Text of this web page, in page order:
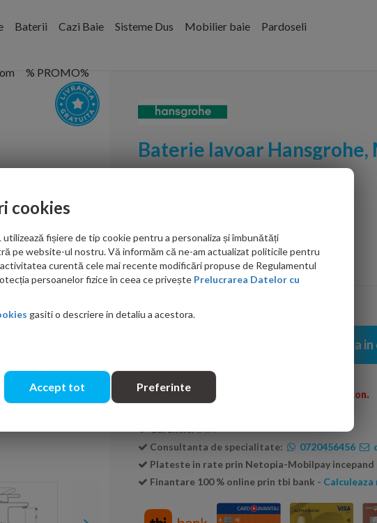
Baterii Cazi Baie Sisteme Dus Mobilier baie Pardoseli
% PROMO%
Baterie lavoar Hansgrohe,
1,544.00 RON
Ati gasit in alta parte mai ieftin?
Adauga
Transport GRATUIT la comenzi peste 600 Ron.
Garantie:2 ani
Consultanta de specialitate:
0720456456
Plateste in rate prin Netopia-Mobilpay incepand
Finantare 100 % online prin tbi bank - Calculeaza
cookies
utilizează fișiere de tip cookie pentru a personaliza și îmbunătăți
pe website-ul nostru. Vă informăm că ne-am actualizat politicile pentru
curentă cele mai recente modificări propuse de Regulamentul
persoanelor fizice în ceea ce privește Prelucrarea Datelor cu
gasiti o descriere in detaliu a acestora.
Accept tot Preferinte